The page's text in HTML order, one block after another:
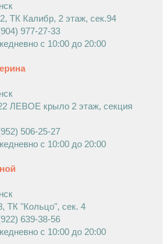
ТК Калибр, 2 этаж, сек.94
977-27-33
с 10:00 до 20:00
ЛЕВОЕ крыло 2 этаж, секция
506-25-27
с 10:00 до 20:00
ТК "Кольцо", сек. 4
639-38-56
с 10:00 до 20:00